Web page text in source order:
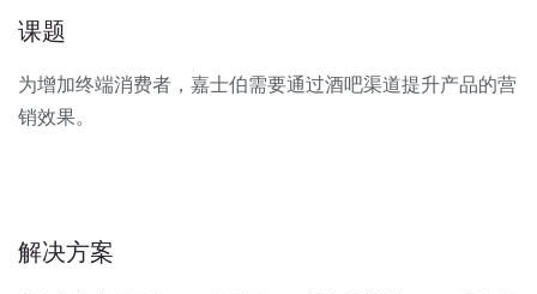
课题
为增加终端消费者，嘉士伯需要通过酒吧渠道提升产品的营
销效果。
解决方案